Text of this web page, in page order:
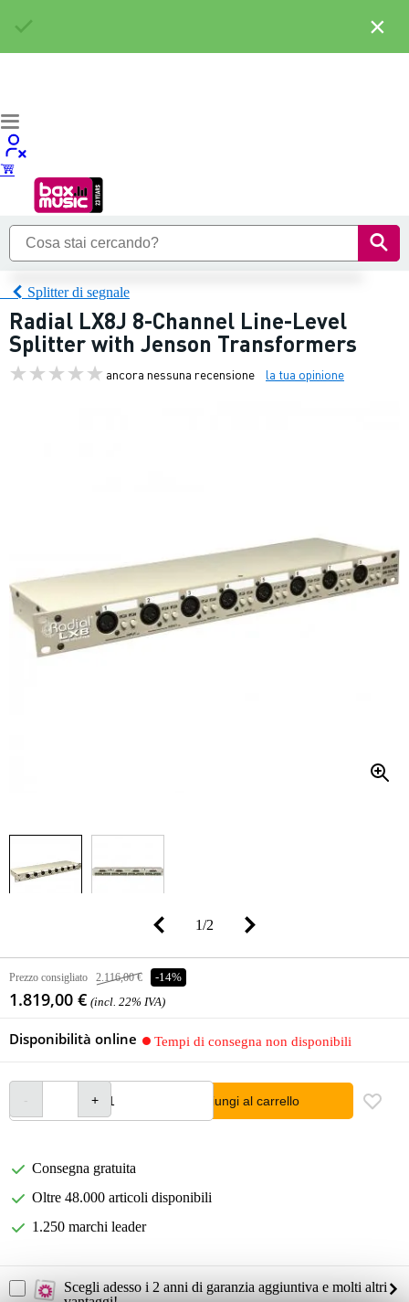
Splitter di segnale
Radial LX8J 8-Channel Line-Level
Splitter with Jenson Transformers
ancora nessuna recensione la tua opinione
1/2
Prezzo consigliato 2.116,00 € -14%
1.819,00 € (incl. 22% IVA)
Disponibilità online Tempi di consegna non disponibili
Aggiungi al carrello
Consegna gratuita
Oltre 48.000 articoli disponibili
1.250 marchi leader
Scegli adesso i 2 anni di garanzia aggiuntiva e molti altri
×